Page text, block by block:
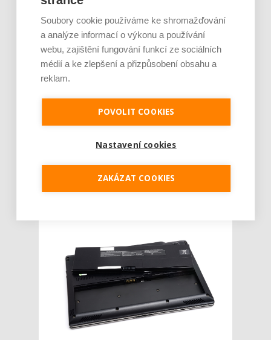
vyloučit, že takzvaný tradiční trh v brzké
budoucnosti nabídne vlastní způsob on-line
pr...
Číst dál
Poptávka po akumulátorech
do notebooků v roce 2017
vzrostla o 28 %. Baterie do
videokamer lidé pořizují
AUTOR: REDAKCE
RUBRIKA: Z TRHU
Soubory cookie používáme ke shromažďování
a analýze informací o výkonu a používání
webu, zajištění fungování funkcí ze sociálních
médií a ke zlepšení a přizpůsobení obsahu a
reklam.
POVOLIT COOKIES
Nastavení cookies
ZAKÁZAT COOKIES